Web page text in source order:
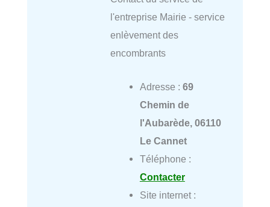
l'entreprise Mairie - service
enlèvement des
encombrants
Adresse : 69
Chemin de
l'Aubarède, 06110
Le Cannet
Téléphone :
Contacter
Site internet :